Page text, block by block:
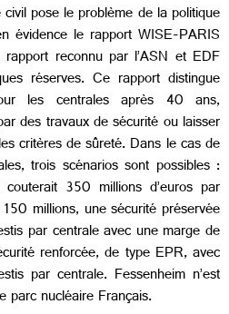
pose le problème de la politique
évidence le rapport WISE-PARIS
reconnu par l’ASN et EDF
réserves. Ce rapport distingue
les centrales après 40 ans,
des travaux de sécurité ou laisser
critères de sûreté. Dans le cas de
trois scénarios sont possibles :
350 millions d’euros par
millions, une sécurité préservée
par centrale avec une marge de
renforcée, de type EPR, avec
par centrale. Fessenheim n’est
parc nucléaire Français.